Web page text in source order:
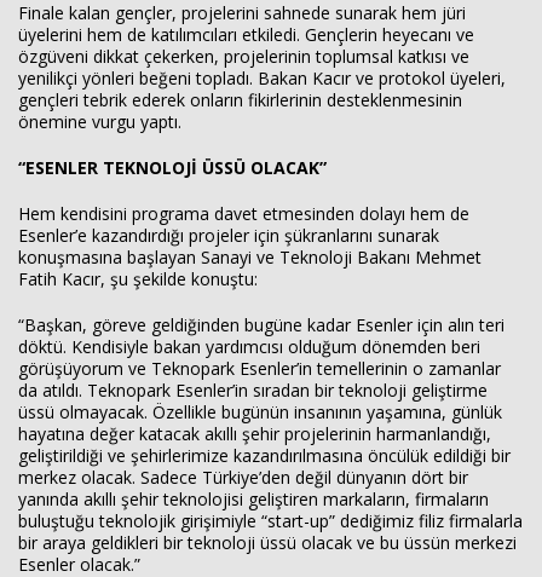
Finale kalan gençler, projelerini sahnede sunarak hem jüri
üyelerini hem de katılımcıları etkiledi. Gençlerin heyecanı ve
özgüveni dikkat çekerken, projelerinin toplumsal katkısı ve
yenilikçi yönleri beğeni topladı. Bakan Kacır ve protokol üyeleri,
gençleri tebrik ederek onların fikirlerinin desteklenmesinin
önemine vurgu yaptı.
“ESENLER TEKNOLOJİ ÜSSÜ OLACAK”
Hem kendisini programa davet etmesinden dolayı hem de
Esenler’e kazandırdığı projeler için şükranlarını sunarak
konuşmasına başlayan Sanayi ve Teknoloji Bakanı Mehmet
Fatih Kacır, şu şekilde konuştu:
“Başkan, göreve geldiğinden bugüne kadar Esenler için alın teri
döktü. Kendisiyle bakan yardımcısı olduğum dönemden beri
görüşüyorum ve Teknopark Esenler’in temellerinin o zamanlar
da atıldı. Teknopark Esenler’in sıradan bir teknoloji geliştirme
üssü olmayacak. Özellikle bugünün insanının yaşamına, günlük
hayatına değer katacak akıllı şehir projelerinin harmanlandığı,
geliştirildiği ve şehirlerimize kazandırılmasına öncülük edildiği bir
merkez olacak. Sadece Türkiye’den değil dünyanın dört bir
yanında akıllı şehir teknolojisi geliştiren markaların, firmaların
buluştuğu teknolojik girişimiyle “start-up” dediğimiz filiz firmalarla
bir araya geldikleri bir teknoloji üssü olacak ve bu üssün merkezi
Esenler olacak.”